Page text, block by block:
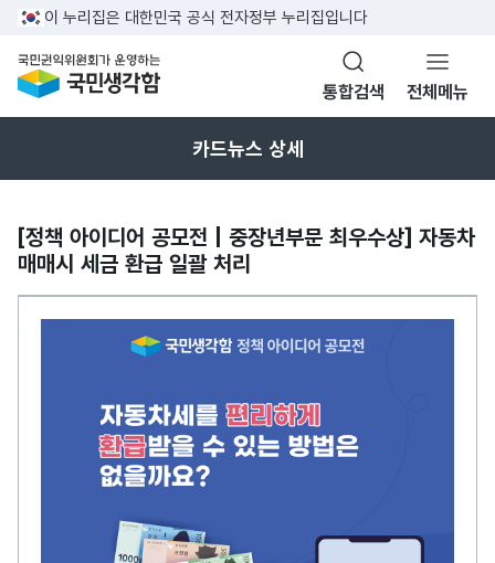
반복영역 건너뛰기
이 누리집은 대한민국 공식 전자정부 누리집입니다
국민권익위원회가 운영하는 국민생각함
통합검색
열기
전체메뉴
카드뉴스 상세
[정책 아이디어 공모전 | 중장년부문 최우수상] 자동차
매매시 세금 환급 일괄 처리